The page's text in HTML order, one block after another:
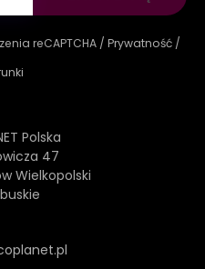
reCAPTCHA / Prywatność /
Polska
47
Wielkopolski